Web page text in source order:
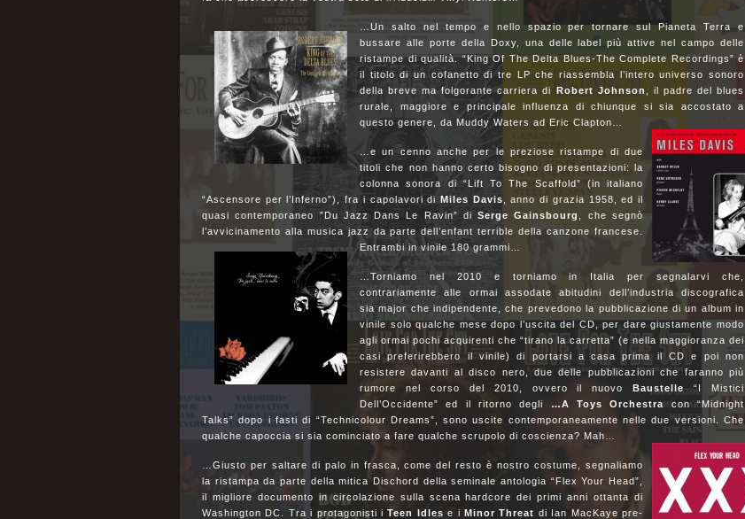
…Un salto nel tempo e nello spazio per tornare sul Pianeta Terra e
bussare alle porte della Doxy, una delle label più attive nel campo delle
ristampe di qualità. “King Of The Delta Blues-The Complete Recordings” è
il titolo di un cofanetto di tre LP che riassembla l’intero universo sonoro
della breve ma folgorante carriera di Robert Johnson
, il padre del blues
rurale, maggiore e principale influenza di chiunque si sia accostato a
questo genere, da Muddy Waters ad Eric Clapton…
…e un cenno anche per le preziose ristampe di due
titoli che non hanno certo bisogno di presentazioni: la
colonna sonora di “Lift To The Scaffold” (in italiano
“Ascensore per l’Inferno”), fra i capolavori di Miles Davis , anno di grazia 1958, ed il
quasi contemporaneo ”Du Jazz Dans Le Ravin” diSerge Gainsbourg
, che segnò
l’avvicinamento alla musica jazz da parte dell’enfant terrible dellacanzone francese.
Entrambi in vinile 180 grammi…
…Torniamo nel 2010 e torniamo in Italia per segnalarvi che,
contrariamente alle ormai assodate abitudini dell’industria discografica
sia major che indipendente, che prevedono la pubblicazione di un album in
vinile solo qualche mese dopo l’uscita del CD, per dare giustamente modo
agli ormai pochi acquirenti che “tirano la carretta” (e nella maggioranza dei
casi preferirebbero il vinile) di portarsi a casa prima il CD e poi non
resistere davanti al disco nero, due delle pubblicazioni che faranno più
rumore nel corso del 2010, ovvero il nuovoBaustelle “I Mistici
Dell’Occidente” ed il ritorno degli
…A Toys Orchestracon “Midnight
Talks” dopo i fasti di “Technicolour Dreams”, sono uscite contemporaneamente nelle due versioni. Che
qualche capoccia si sia cominciato a fare qualche scrupolo di coscienza? Mah…
…Giusto per saltare di palo in frasca, come del resto è nostro costume, segnaliamo
la ristampa da parte della mitica Dischord della seminale antologia “Flex Your Head”,
il migliore documento in circolazione sulla scena hardcore dei primi anni ottanta di
Washington DC. Tra i protagonisti iTeen Idles e iMinor Threat di Ian MacKaye pre-